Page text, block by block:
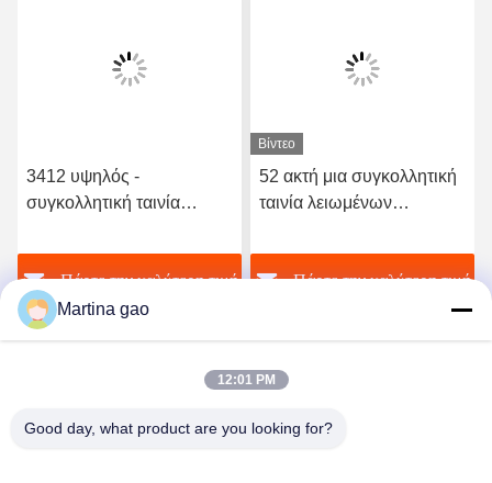
3412 υψηλός -
συγκολλητική ταινία
ποιοτικού ελαστική
πολυουρεθάνιου καυτή
Πάρτε την καλύτερη τιμή
Βίντεο
52 ακτή μια συγκολλητική
ταινία λειωμένων
TPU καυτή για το άνευ
ραφής εσώρουχο
Πάρτε την καλύτερη τιμή
Shenzhen Tunsing Plastic Products Co., Ltd.
Martina gao
12:01 PM
Good day, what product are you looking for?